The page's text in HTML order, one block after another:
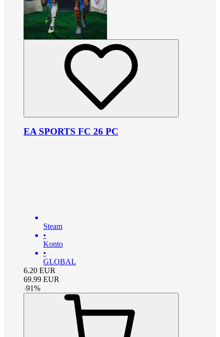
EA SPORTS FC 26 PC
Steam
•
Konto
•
GLOBAL
6.20 EUR
69.99 EUR
-91%